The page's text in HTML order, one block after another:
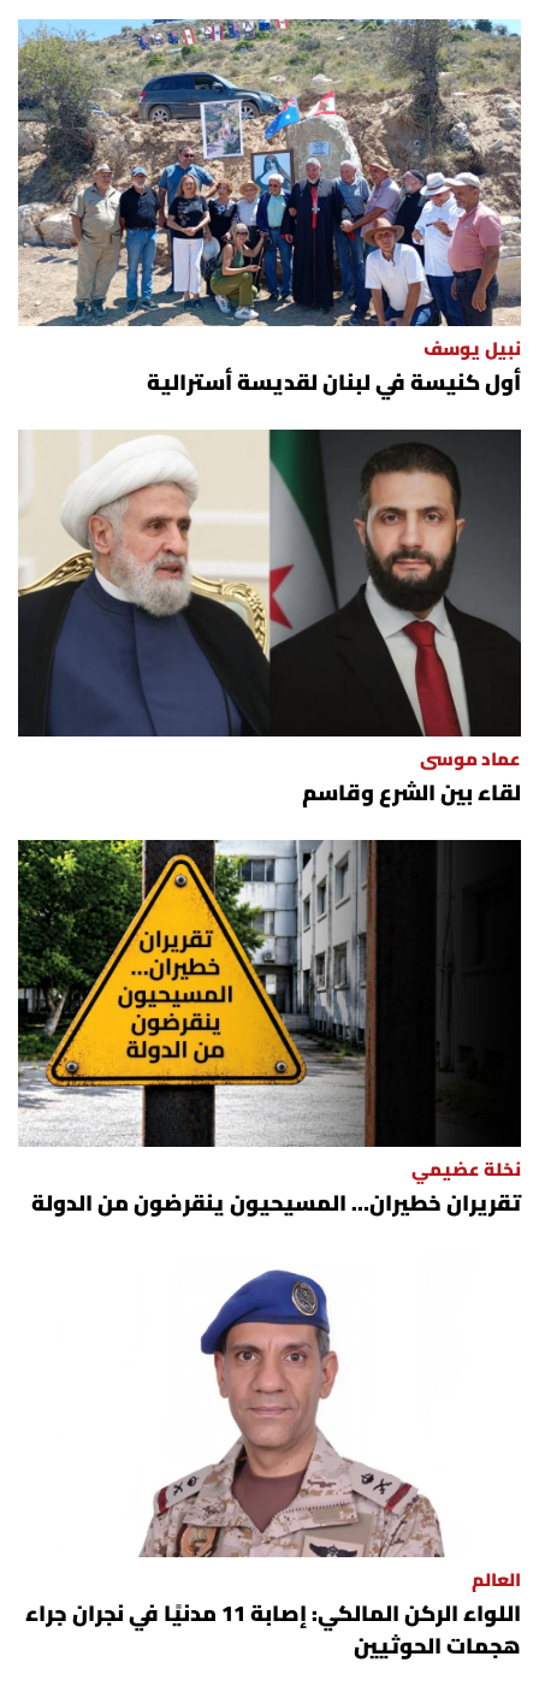
نبيل يوسف
أول كنيسة في لبنان لقديسة أسترالية
عماد موسى
لقاء بين الشرع وقاسم
نخلة عضيمي
تقريران خطيران… المسيحيون ينقرضون من الدولة
العالم
اللواء الركن المالكي: إصابة 11 مدنيًا في نجران جراء
هجمات الحوثيين